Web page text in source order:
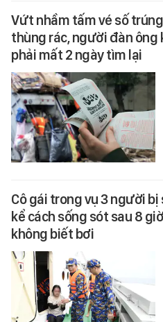
Vứt nhầm tấm vé số
thùng rác, người đàn ông
phải mất 2 ngày tìm lại
Cô gái trong vụ 3 người
kể cách sống sót sau 8
không biết bơi